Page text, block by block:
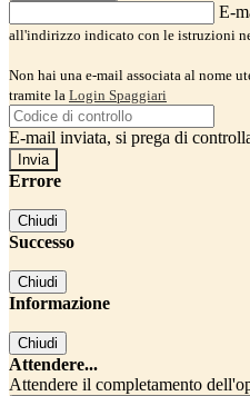
E-
all'indirizzo indicato con le istruzioni
Non hai una e-mail associata al nome
tramite la Login Spaggiari
E-mail inviata, si prega di
Errore
Chiudi
Successo
Chiudi
Informazione
Chiudi
Attendere...
Attendere il completamento